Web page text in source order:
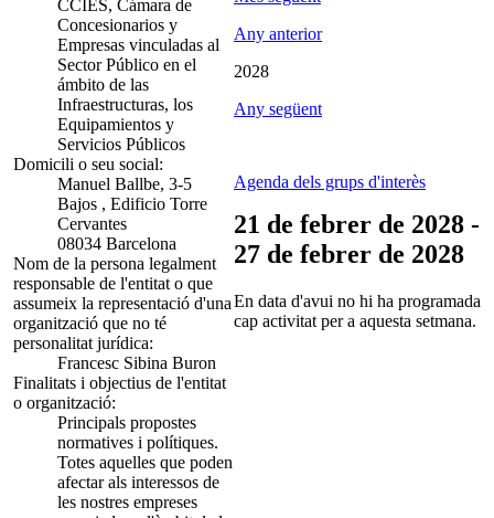
CCIES, Cámara de
Concesionarios y
Empresas vinculadas al
Sector Público en el
ámbito de las
Infraestructuras, los
Equipamientos y
Servicios Públicos
Domicili o seu social:
Manuel Ballbe, 3-5
Bajos , Edificio Torre
Cervantes
08034 Barcelona
Nom de la persona legalment
responsable de l'entitat o que
assumeix la representació d'una
organització que no té
personalitat jurídica:
Francesc Sibina Buron
Finalitats i objectius de l'entitat
o organització:
Principals propostes
normatives i polítiques.
Totes aquelles que poden
afectar als interessos de
les nostres empreses
Any anterior
2028
Any següent
Agenda dels grups d'interès
21 de febrer de 2028 -
27 de febrer de 2028
En data d'avui no hi ha programada
cap activitat per a aquesta setmana.